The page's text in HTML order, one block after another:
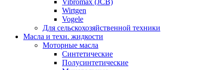
Wirtgen
Vogele
Для сельскохозяйственной техники
Масла и техн. жидкости
Моторные масла
Синтетические
Полусинтетические